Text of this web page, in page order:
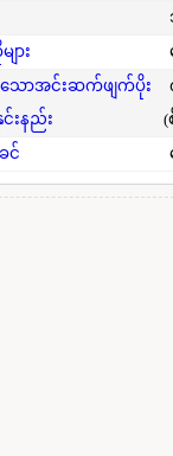
ား
ောအင်းဆက်ဖျက်ပိုး
င်းနည်း
(
င်